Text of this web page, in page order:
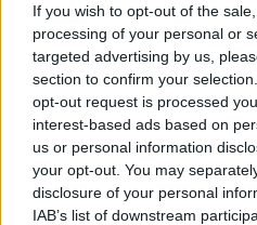
If you wish to opt-out of the
processing of your personal or
targeted advertising by us,
section to confirm your
opt-out request is processed
interest-based ads based on
us or personal information
your opt-out. You may
disclosure of your personal
IAB’s list of downstream
Mad.gr
News
Mad.gr